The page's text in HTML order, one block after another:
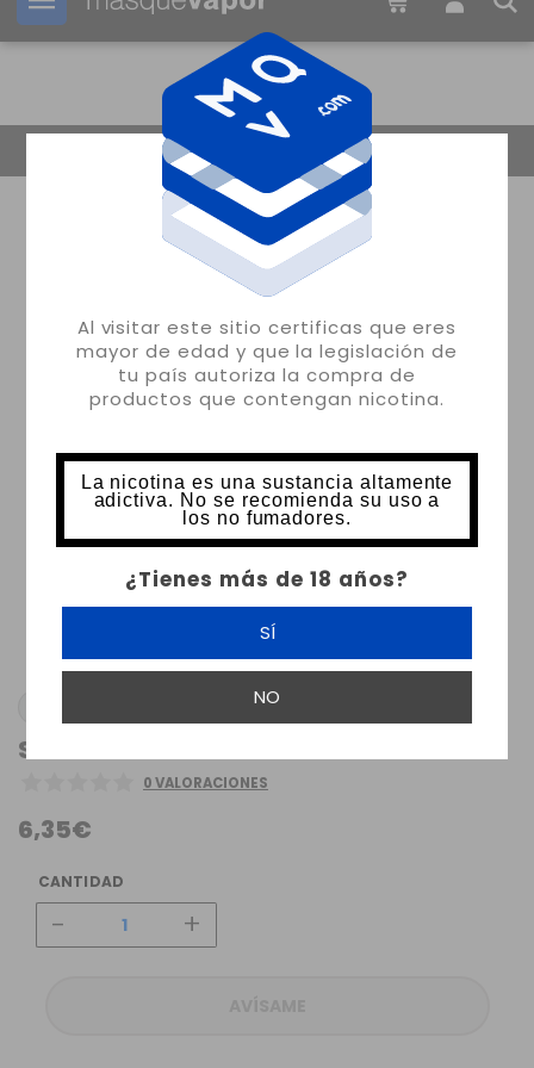
Al visitar este sitio certificas que eres
mayor de edad y que la legislación de
tu país autoriza la compra de
productos que contengan nicotina.
La nicotina es una sustancia altamente
adictiva. No se recomienda su uso a
los no fumadores.
¿Tienes más de 18 años?
SÍ
NO
Tu pedido puede ser enviado en 33m:
0 VALORACIONES
6,35€
CANTIDAD
- +